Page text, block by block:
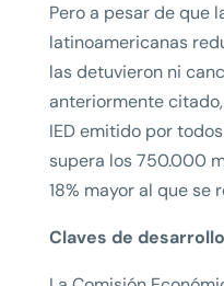
Pero a pesar de que
latinoamericanas
las detuvieron ni
anteriormente
IED emitido por
supera los 750.000
18% mayor al que se
Claves de desarrollo